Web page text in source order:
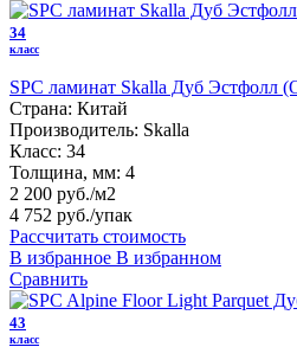
34
класс
SPC ламинат Skalla Дуб Эстфолл
Страна: Китай
Производитель: Skalla
Класс: 34
Толщина, мм: 4
2 200 руб./м2
4 752 руб./упак
Рассчитать стоимость
В избранное В избранном
Сравнить
43
класс